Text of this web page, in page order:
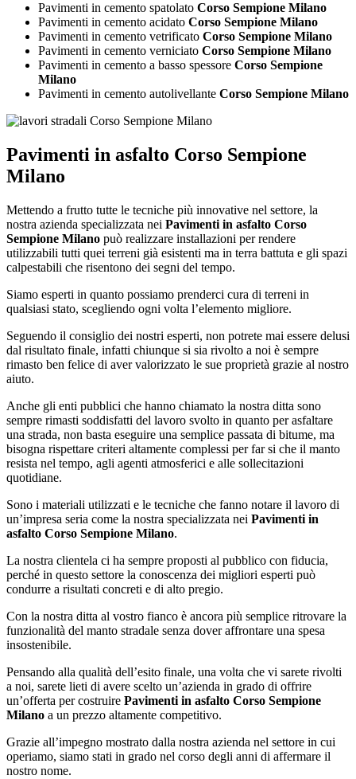
Pavimenti in cemento spatolato Corso Sempione Milano
Pavimenti in cemento acidato Corso Sempione Milano
Pavimenti in cemento vetrificato Corso Sempione Milano
Pavimenti in cemento verniciato Corso Sempione Milano
Pavimenti in cemento a basso spessore Corso Sempione
Milano
Pavimenti in cemento autolivellante Corso Sempione Milano
Pavimenti in asfalto Corso Sempione
Milano
Mettendo a frutto tutte le tecniche più innovative nel settore, la
nostra azienda specializzata nei Pavimenti in asfalto Corso
Sempione Milano può realizzare installazioni per rendere
utilizzabili tutti quei terreni già esistenti ma in terra battuta e gli spazi
calpestabili che risentono dei segni del tempo.
Siamo esperti in quanto possiamo prenderci cura di terreni in
qualsiasi stato, scegliendo ogni volta l’elemento migliore.
Seguendo il consiglio dei nostri esperti, non potrete mai essere delusi
dal risultato finale, infatti chiunque si sia rivolto a noi è sempre
rimasto ben felice di aver valorizzato le sue proprietà grazie al nostro
aiuto.
Anche gli enti pubblici che hanno chiamato la nostra ditta sono
sempre rimasti soddisfatti del lavoro svolto in quanto per asfaltare
una strada, non basta eseguire una semplice passata di bitume, ma
bisogna rispettare criteri altamente complessi per far si che il manto
resista nel tempo, agli agenti atmosferici e alle sollecitazioni
quotidiane.
Sono i materiali utilizzati e le tecniche che fanno notare il lavoro di
un’impresa seria come la nostra specializzata nei Pavimenti in
asfalto Corso Sempione Milano.
La nostra clientela ci ha sempre proposti al pubblico con fiducia,
perché in questo settore la conoscenza dei migliori esperti può
condurre a risultati concreti e di alto pregio.
Con la nostra ditta al vostro fianco è ancora più semplice ritrovare la
funzionalità del manto stradale senza dover affrontare una spesa
insostenibile.
Pensando alla qualità dell’esito finale, una volta che vi sarete rivolti
a noi, sarete lieti di avere scelto un’azienda in grado di offrire
un’offerta per costruire Pavimenti in asfalto Corso Sempione
Milano a un prezzo altamente competitivo.
Grazie all’impegno mostrato dalla nostra azienda nel settore in cui
operiamo, siamo stati in grado nel corso degli anni di affermare il
nostro nome.